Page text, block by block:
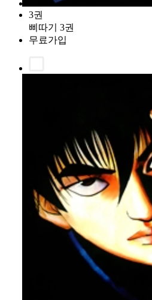
3권
삐따기 3권
무료가입